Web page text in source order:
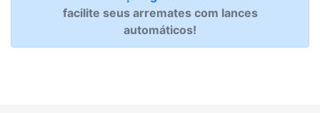
facilite seus arremates com lances
automáticos!